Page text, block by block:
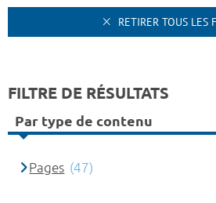
RETIRER TOUS LES
FILTRE DE RÉSULTATS
Par type de contenu
Pages (47)